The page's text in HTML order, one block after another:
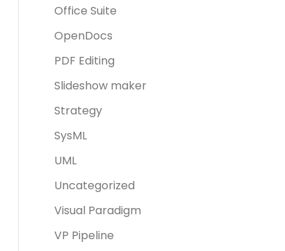
Office Suite
OpenDocs
PDF Editing
Slideshow maker
Strategy
SysML
UML
Uncategorized
Visual Paradigm
VP Pipeline